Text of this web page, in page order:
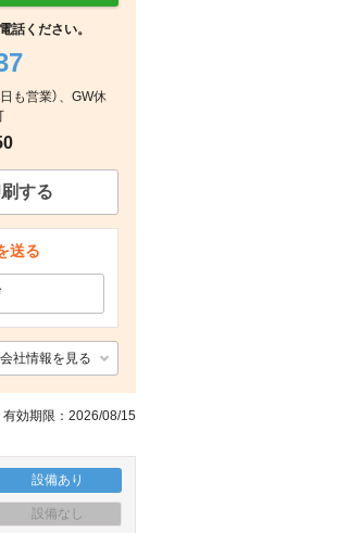
話ください。
も営業）、GW休
刷する
送る
社情報を見る
効期限：2026/08/15
設備あり
設備なし